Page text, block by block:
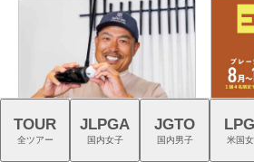
プロギアの「4層フェース」が
切り開く高初速ドライバーの
11月
る！
TOUR
全ツアー
JLPGA
国内女子
JGTO
国内男子 米国